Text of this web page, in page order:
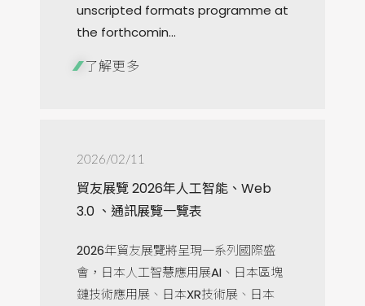
unscripted formats programme at
the forthcomin...
了解更多
2026/02/11
貿友展覽 2026年人工智能、Web
3.0 、通訊展覽一覽表
2026年貿友展覽將呈現一系列國際盛
會，日本人工智慧應用展AI、日本區塊
鏈技術應用展、日本XR技術展、日本